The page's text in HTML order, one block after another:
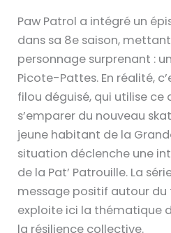
Paw Patrol a intégré un
dans sa 8e saison,
personnage surprenant :
Picote-Pattes. En réalité,
filou déguisé, qui utilise
s’emparer du nouveau
jeune habitant de la
situation déclenche une
de la Pat’ Patrouille. La
message positif autour du
exploite ici la thématique
la résilience collective.